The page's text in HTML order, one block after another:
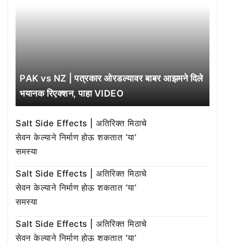
PAK vs NZ | पत्रकार ओरडल्यावर बाबर आझमने दिले
भयानक रिएक्शन, पाहा VIDEO
Salt Side Effects | अतिरिक्त मिठाचे
सेवन केल्याने निर्माण होऊ शकतात ‘या’
समस्या
Salt Side Effects | अतिरिक्त मिठाचे
सेवन केल्याने निर्माण होऊ शकतात ‘या’
समस्या
Salt Side Effects | अतिरिक्त मिठाचे
सेवन केल्याने निर्माण होऊ शकतात ‘या’